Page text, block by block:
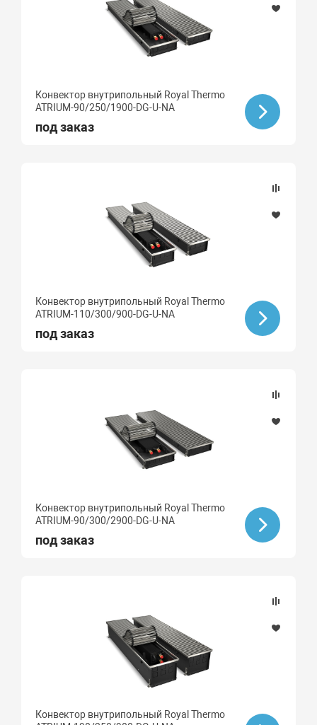
Конвектор внутрипольный Royal Thermo
ATRIUM-90/250/1900-DG-U-NA
под заказ
Конвектор внутрипольный Royal Thermo
ATRIUM-110/300/900-DG-U-NA
под заказ
Конвектор внутрипольный Royal Thermo
ATRIUM-90/300/2900-DG-U-NA
под заказ
Конвектор внутрипольный Royal Thermo